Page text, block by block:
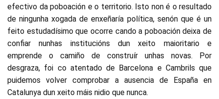
efectivo da poboación e o territorio. Isto non é o resultado
de ningunha xogada de enxeñaría política, senón que é un
feito estudadísimo que ocorre cando a poboación deixa de
confiar nunhas institucións dun xeito maioritario e
emprende o camiño de construír unhas novas. Por
desgraza, foi co atentado de Barcelona e Cambrils que
puidemos volver comprobar a ausencia de España en
Catalunya dun xeito máis nidio que nunca.